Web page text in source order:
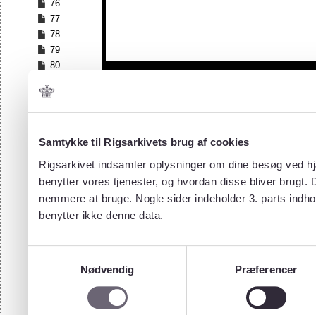
Samtykke til Rigsarkivets brug af cookies
Rigsarkivet indsamler oplysninger om dine besøg ved
benytter vores tjenester, og hvordan disse bliver
nemmere at bruge. Nogle sider indeholder 3. parts
benytter ikke denne data.
Nødvendig
Præferencer
76
77
78
79
80
82
83
85
87
88
89
90